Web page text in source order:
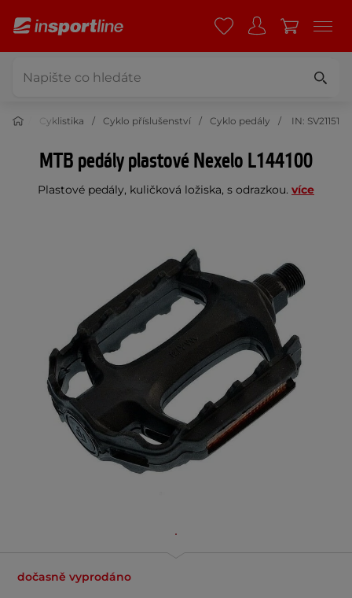
Cyklistika Cyklo příslušenství Cyklo pedály IN: SV21151
MTB pedály plastové Nexelo L144100
Plastové pedály, kuličková ložiska, s odrazkou. více
dočasně vyprodáno